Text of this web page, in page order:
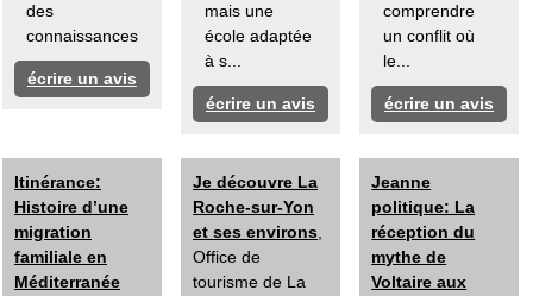
des
connaissances
écrire un avis
mais une
école adaptée
à s...
écrire un avis
comprendre
un conflit où
le...
écrire un avis
Itinérance:
Histoire d’une
migration
familiale en
Méditerranée
Je découvre La
Roche-sur-Yon
et ses environs
Office de
tourisme de La
Jeanne
politique: La
réception du
mythe de
Voltaire aux